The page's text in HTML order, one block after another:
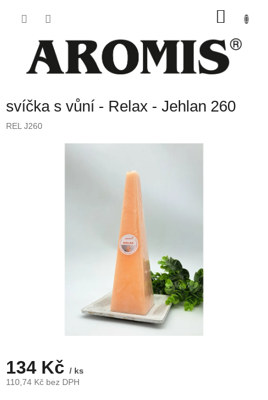
svíčka s vůní - Relax - Jehlan 260
REL J260
134 Kč / ks
110,74 Kč bez DPH